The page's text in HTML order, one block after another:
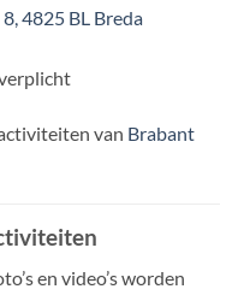
4825 BL Breda
van Brabant
en video’s worden